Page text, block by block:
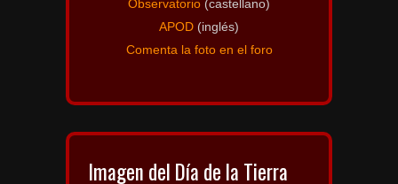
Observatorio (castellano)
APOD (inglés)
Comenta la foto en el foro
Imagen del Día de la Tierra